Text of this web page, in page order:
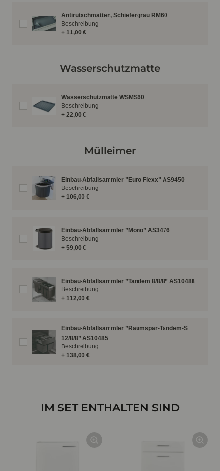
Antirutschmatten, Schiefergrau RM60
+ 11,00 €
Beschreibung
Wasserschutzmatte
Wasserschutzmatte WSMS60
+ 22,00 €
Beschreibung
Mülleimer
Einbau-Abfallsammler ”Euro Flexx” AS9450
+ 106,00 €
Beschreibung
Einbau-Abfallsammler ”Mono” AS3476
+ 59,00 €
Beschreibung
Einbau-Abfallsammler ”Tandem 8/8/8” AS10488
+ 112,00 €
Beschreibung
Einbau-Abfallsammler ”Raumspar-Tandem-S
12/8/8” AS10485
+ 138,00 €
Beschreibung
IM SET ENTHALTEN SIND